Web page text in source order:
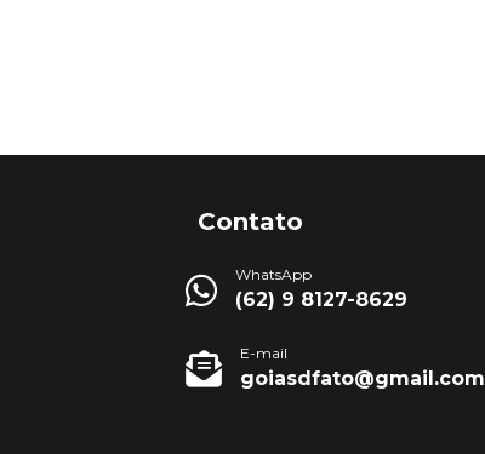
Contato
WhatsApp
(62) 9 8127-8629
E-mail
goiasdfato@gmail.com